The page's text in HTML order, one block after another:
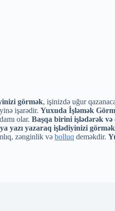
görmək, işinizdə uğur
işarədir. Yuxuda İşləmək
olar. Başqa birini işlədərək
yazı yazaraq işlədiyinizi görmək
zənginlik və bolluq deməkdir.